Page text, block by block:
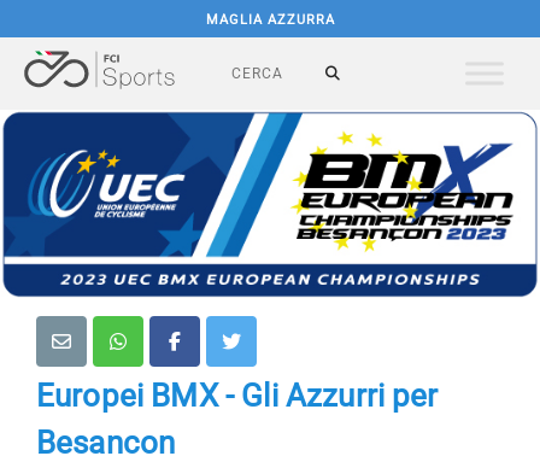
MAGLIA AZZURRA
Europei BMX - Gli Azzurri per
Besancon